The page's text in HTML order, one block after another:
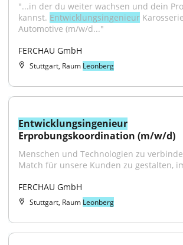
"...in der du weiter wachsen und dein
kannst. Entwicklungsingenieur
Automotive (m/w/d..."
FERCHAU GmbH
Stuttgart, Raum Leonberg
Entwicklungsingenieur
Erprobungskoordination (m/w/d)
Menschen und Technologien zu
Match für unsere Kunden zu gestalten,
FERCHAU GmbH
Stuttgart, Raum Leonberg